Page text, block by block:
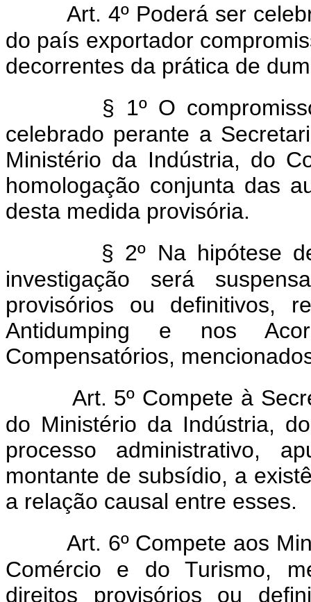
Art. 4º Poderá ser
do país exportador
decorrentes da prática de
§ 1º O
celebrado perante a
Ministério da Indústria, do
homologação conjunta das
desta medida provisória.
§ 2º Na hipótese
investigação será
provisórios ou definitivos,
Antidumping e nos
Compensatórios,
Art. 5º Compete à
do Ministério da Indústria,
processo administrativo,
montante de subsídio, a
a relação causal entre esses.
Art. 6º Compete aos
Comércio e do Turismo,
direitos provisórios ou